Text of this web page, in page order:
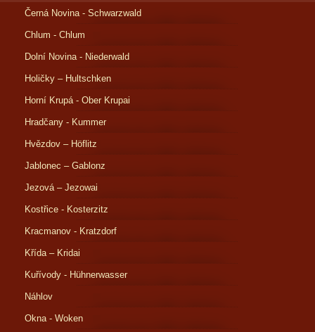
Černá Novina - Schwarzwald
Chlum - Chlum
Dolní Novina - Niederwald
Holičky – Hultschken
Horní Krupá - Ober Krupai
Hradčany - Kummer
Hvězdov – Höflitz
Jablonec – Gablonz
Jezová – Jezowai
Kostřice - Kosterzitz
Kracmanov - Kratzdorf
Křída – Kridai
Kuřívody - Hühnerwasser
Náhlov
Okna - Woken